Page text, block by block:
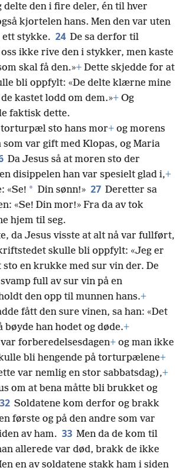
delte den i fire deler, én til hver
kjortelen hans. Men den var uten
ett stykke. 24 De sa derfor til
ikke rive den i stykker, men kaste
skal få den.»+ Dette skjedde for at
bli oppfylt: «De delte klærne mine
kastet lodd om dem.»+ Og
faktisk dette.
torturpæl sto hans mor+ og morens
som var gift med Klopas, og Maria
Da Jesus så at moren sto der
disippelen han var spesielt glad i,+
«Se! * Din sønn!» 27 Deretter sa
«Se! Din mor!» Fra da av tok
hjem til seg.
da Jesus visste at alt nå var fullført,
skulle bli oppfylt: «Jeg er
sto en krukke med sur vin der. De
full av sur vin på en
den opp til munnen hans.+
fått den sure vinen, sa han: «Det
bøyde han hodet og døde.+
forberedelsesdagen+ og man ikke
bli hengende på torturpælene+
var nemlig en stor sabbatsdag),+
om at bena måtte bli brukket og
32 Soldatene kom derfor og brakk
første og på den andre som var
av ham. 33 Men da de kom til
allerede var død, brakk de ikke
en av soldatene stakk ham i siden